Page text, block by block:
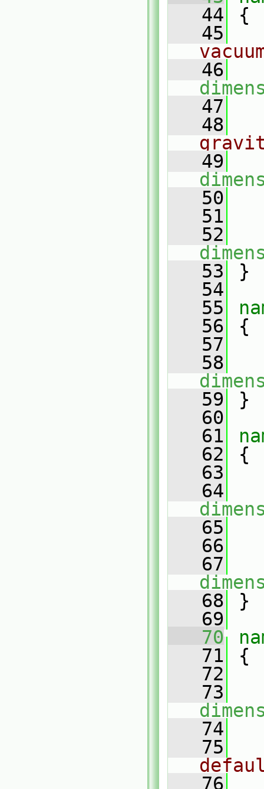
   44
{
   45
   46
   47
   48
   49
   50
   51
   52
   53
}
   54
   55
   56
{
   57
   58
   59
}
   60
   61
   62
{
   63
   64
   65
   66
   67
   68
}
   69
   70
   71
{
   72
   73
   74
   75
   76